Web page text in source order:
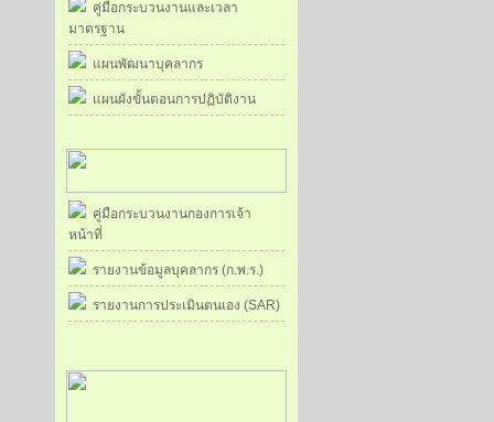
คู่มือกระบวนงานและเวลา
มาตรฐาน
แผนพัฒนาบุคลากร
แผนผังขั้นตอนการปฏิบัติงาน
คู่มือกระบวนงานกองการเจ้า
หน้าที่
รายงานข้อมูลบุคลากร (ก.พ.ร.)
รายงานการประเมินตนเอง (SAR)